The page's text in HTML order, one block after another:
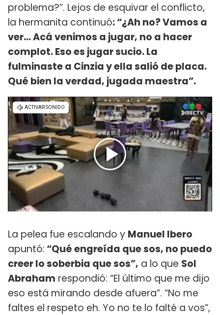
problema?”. Lejos de esquivar el conflicto,
la hermanita continuó: “¿Ah no? Vamos a
ver... Acá venimos a jugar, no a hacer
complot. Eso es jugar sucio. La
fulminaste a Cinzia y ella salió de placa.
Qué bien la verdad, jugada maestra”.
La pelea fue escalando y Manuel Ibero
apuntó: “Qué engreída que sos, no puedo
creer lo soberbia que sos”, a lo que Sol
Abraham respondió: “El último que me dijo
eso está mirando desde afuera”. “No me
faltes el respeto eh. Yo no te lo falté a vos”,